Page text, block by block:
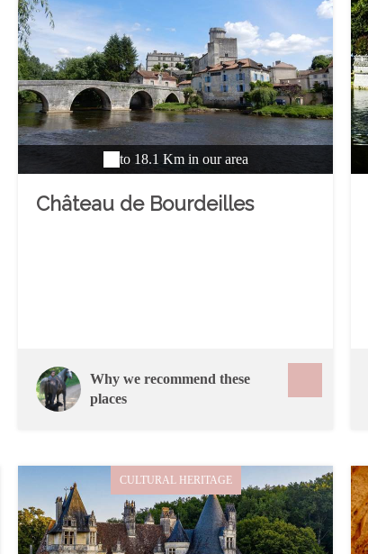
to 18.1 Km in our area
Château de Bourdeilles
Why we recommend these
places
CULTURAL HERITAGE